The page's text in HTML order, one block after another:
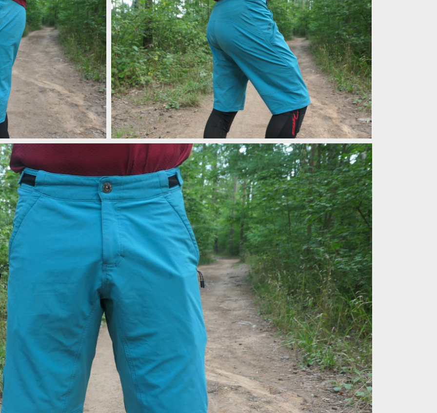
počasí
počasí
počasí
počasí
počasí Pružný materiál je důležitý pro pohodlné nošení i jízdu
Pružný materiál je důležitý pro pohodlné nošení i jízdu
Pružný materiál je důležitý pro pohodlné nošení i jízdu
Pružný materiál je důležitý pro pohodlné nošení i jízdu
Pružný materiál je důležitý pro pohodlné nošení i jízdu
Pružný materiál je důležitý pro pohodlné nošení i jízdu
Pružný materiál je důležitý pro pohodlné nošení i jízdu
Pružný materiál je důležitý pro pohodlné nošení i jízdu